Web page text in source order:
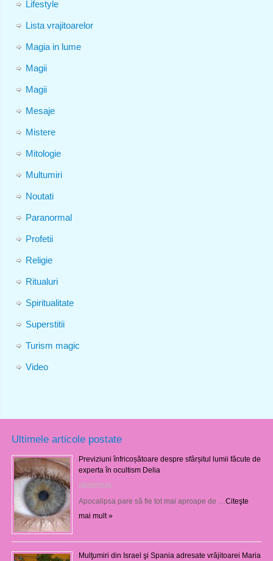
Lifestyle
Lista vrajitoarelor
Magia in lume
Magii
Magii
Mesaje
Mistere
Mitologie
Multumiri
Noutati
Paranormal
Profetii
Religie
Ritualuri
Spiritualitate
Superstitii
Turism magic
Video
Ultimele articole postate
Previziuni înfricoșătoare despre sfârșitul lumii făcute de
experta în ocultism Delia
08/08/2026
Apocalipsa pare să fie tot mai aproape de … Citeşte
mai mult »
Mulţumiri din Israel şi Spania adresate vrăjitoarei Maria